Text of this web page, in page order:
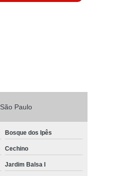
São Paulo
Bosque dos Ipês
Cechino
Jardim Balsa I